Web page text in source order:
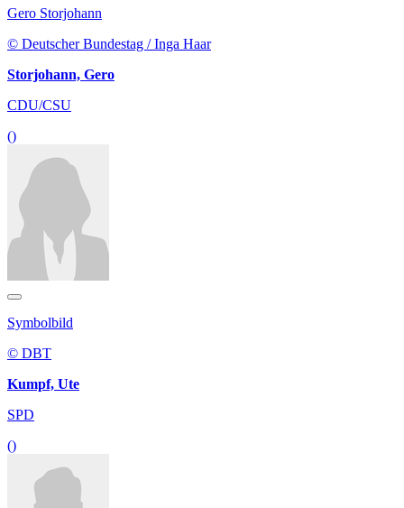
Gero Storjohann
© Deutscher Bundestag / Inga Haar
Storjohann, Gero
CDU/CSU
()
Symbolbild
© DBT
Kumpf, Ute
SPD
()